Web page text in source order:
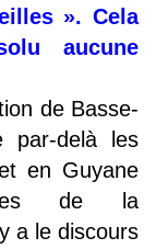
». Cela
aucune
de Basse-
par-delà les
en Guyane
de la
a le discours